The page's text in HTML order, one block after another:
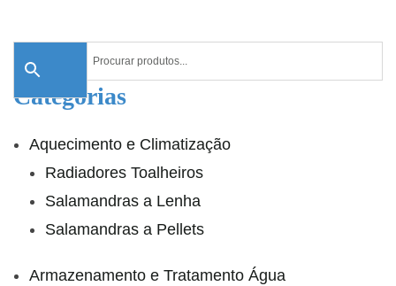
Categorias
Aquecimento e Climatização
Radiadores Toalheiros
Salamandras a Lenha
Salamandras a Pellets
Armazenamento e Tratamento Água